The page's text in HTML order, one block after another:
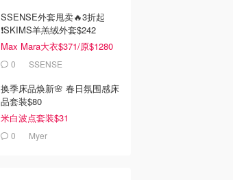
SSENSE外套甩卖🔥3折起
❗SKIMS羊羔绒外套$242
Max Mara大衣$371/原$1280
0 SSENSE
换季床品焕新🌸 春日氛围感床
品套装$80
米白波点套装$31
0 Myer